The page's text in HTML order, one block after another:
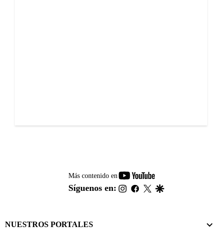
Más contenido en
youtube-
footer
Síguenos en: instagram
facebook
twitter
NUESTROS PORTALES